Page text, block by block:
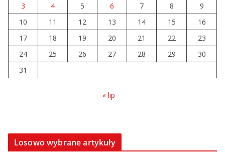
14 sierpnia urzędy skarbowe
będą nieczynne
06.08.2026
3
4 5 6 7 8
9
10
11 12 13 14 15
16
17
18 19 20 21 22
23
24
25 26 27 28 29
30
31
« lip
Losowo wybrane artykuły